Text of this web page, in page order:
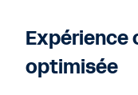
Expérience
optimisée